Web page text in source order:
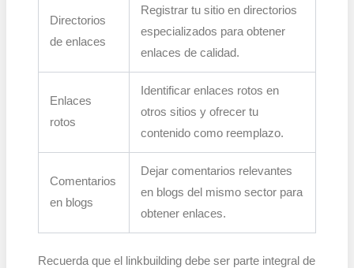
Directorios
de enlaces
Registrar tu sitio en directorios
especializados para obtener
enlaces de calidad.
Enlaces
rotos
Identificar enlaces rotos en
otros sitios y ofrecer tu
contenido como reemplazo.
Comentarios
en blogs
Dejar comentarios relevantes
en blogs del mismo sector para
obtener enlaces.
Recuerda que el linkbuilding debe ser parte integral de